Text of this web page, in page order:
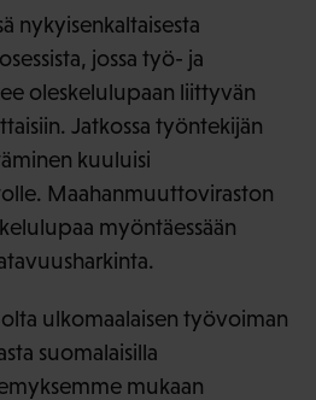
nykyisenkaltaisesta
jossa työ- ja
oleskelulupaan liittyvän
Jatkossa työntekijän
kuuluisi
Maahanmuuttoviraston
myöntäessään
ulkomaalaisen työvoiman
suomalaisilla
mukaan